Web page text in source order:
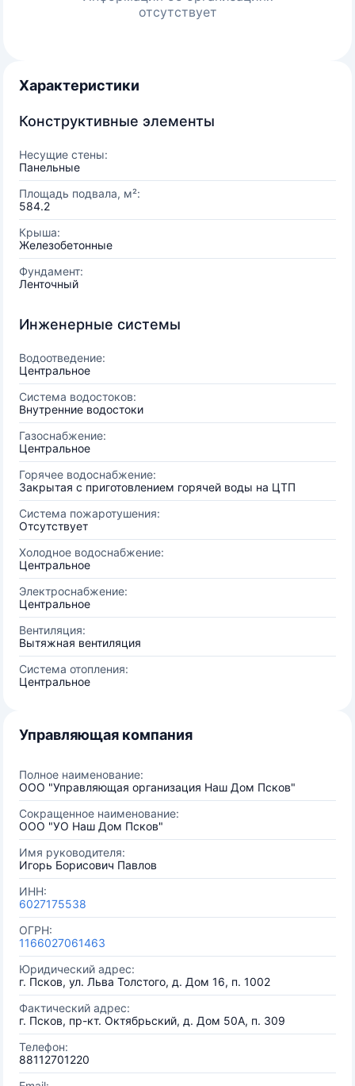
отсутствует
Характеристики
Конструктивные элементы
Несущие стены:
Панельные
Площадь подвала, м²:
584.2
Крыша:
Железобетонные
Фундамент:
Ленточный
Инженерные системы
Водоотведение:
Центральное
Система водостоков:
Внутренние водостоки
Газоснабжение:
Центральное
Горячее водоснабжение:
Закрытая с приготовлением горячей воды на ЦТП
Система пожаротушения:
Отсутствует
Холодное водоснабжение:
Центральное
Электроснабжение:
Центральное
Вентиляция:
Вытяжная вентиляция
Система отопления:
Центральное
Управляющая компания
Полное наименование:
ООО "Управляющая организация Наш Дом Псков"
Сокращенное наименование:
ООО "УО Наш Дом Псков"
Имя руководителя:
Игорь Борисович Павлов
ИНН:
6027175538
ОГРН:
1166027061463
Юридический адрес:
г. Псков, ул. Льва Толстого, д. Дом 16, п. 1002
Фактический адрес:
г. Псков, пр-кт. Октябрьский, д. Дом 50А, п. 309
Телефон:
88112701220